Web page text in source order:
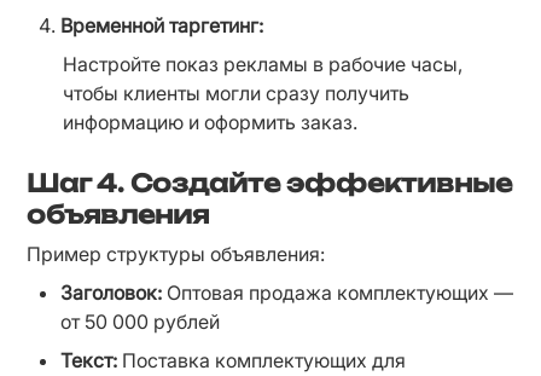
Временной таргетинг:
Настройте показ рекламы в рабочие часы,
чтобы клиенты могли сразу получить
информацию и оформить заказ.
Шаг 4. Создайте эффективные
объявления
Пример структуры объявления:
Заголовок: Оптовая продажа комплектующих —
от 50 000 рублей
Текст: Поставка комплектующих для